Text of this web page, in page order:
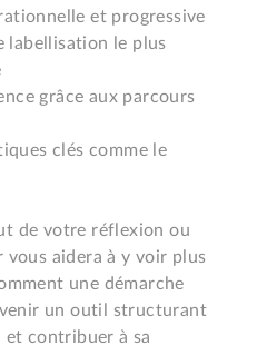
et progressive
de votre réflexion ou
vous aidera à y voir plus
une démarche
un outil structurant
contribuer à sa